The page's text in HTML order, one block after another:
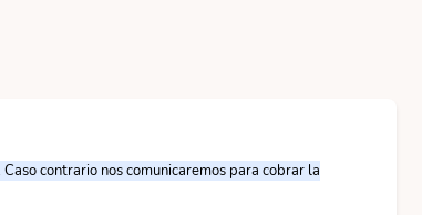
contrario nos comunicaremos para cobrar la